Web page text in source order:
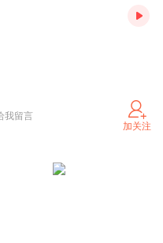
我留言
加关注